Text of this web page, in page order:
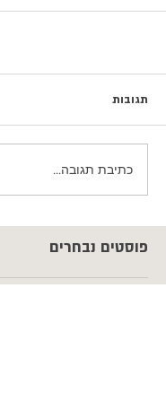
תגובות
כתיבת תגובה...
פוסטים נבחרים